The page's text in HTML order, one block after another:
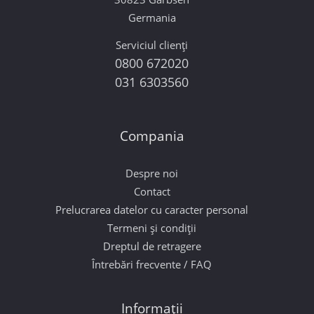
Germania
Serviciul clienți
0800 672020
031 6303560
Compania
Despre noi
Contact
Prelucrarea datelor cu caracter personal
Termeni și condiții
Dreptul de retragere
Întrebări frecvente / FAQ
Informații